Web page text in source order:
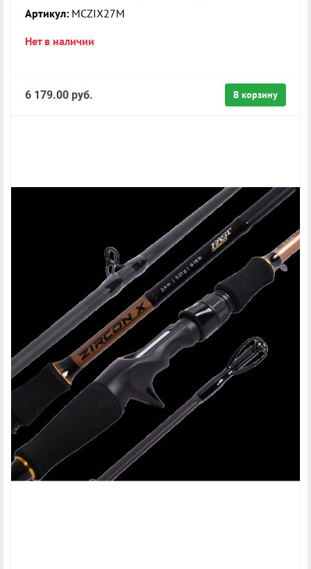
Артикул: MCZIX27M
Нет в наличии
В корзину
6 179.00 руб.